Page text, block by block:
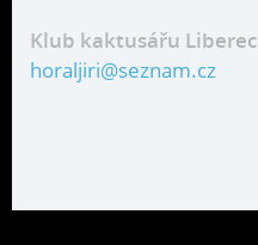
Klub kaktusářu Liberec
horaljiri@seznam.cz